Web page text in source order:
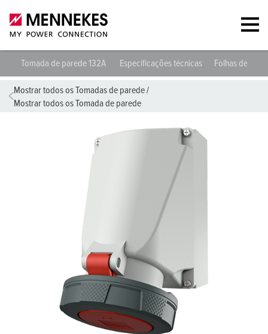
Tomada de parede 132A Especificações técnicas Folhas de
Mostrar todos os Tomadas de parede/
Mostrar todos os Tomada de parede